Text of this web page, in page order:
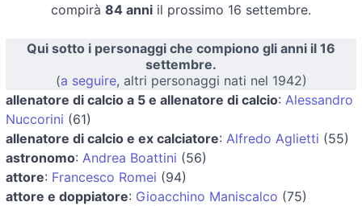
compirà 84 anni il prossimo 16 settembre.
Qui sotto i personaggi che compiono gli anni il 16
settembre.
(a seguire, altri personaggi nati nel 1942)
allenatore di calcio a 5 e allenatore di calcio: Alessandro
Nuccorini (61)
allenatore di calcio e ex calciatore: Alfredo Aglietti (55)
astronomo: Andrea Boattini (56)
attore: Francesco Romei (94)
attore e doppiatore: Gioacchino Maniscalco (75)